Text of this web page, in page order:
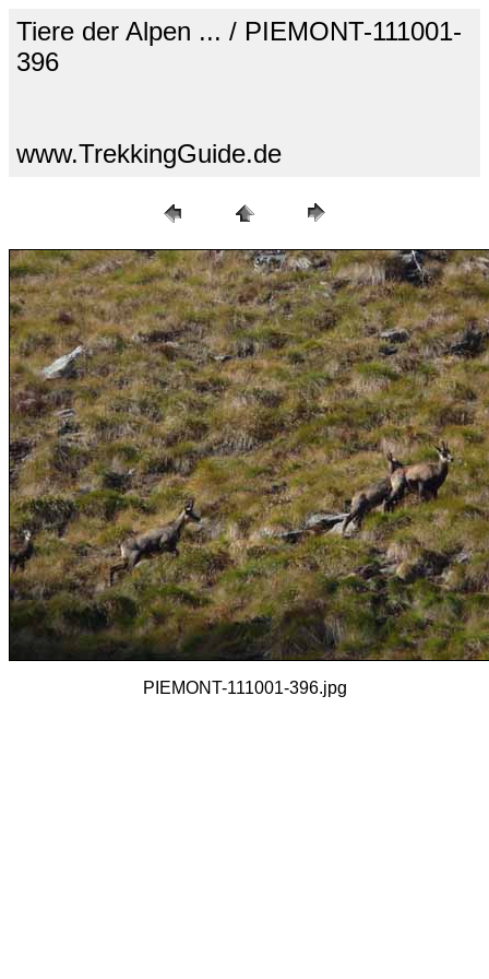
Tiere der Alpen ... / PIEMONT-111001-
396
www.TrekkingGuide.de
PIEMONT-111001-396.jpg